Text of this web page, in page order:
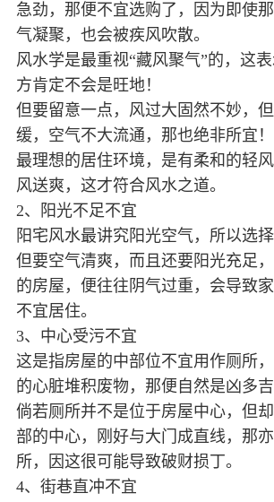
急劲，那便不宜选购了，因为即使
气凝聚，也会被疾风吹散。
风水学是最重视“藏风聚气”的，这
方肯定不会是旺地！
但要留意一点，风过大固然不妙，
缓，空气不大流通，那也绝非所宜！
最理想的居住环境，是有柔和的轻
风送爽，这才符合风水之道。
2、阳光不足不宜
阳宅风水最讲究阳光空气，所以选
但要空气清爽，而且还要阳光充足
的房屋，便往往阴气过重，会导致
不宜居住。
3、中心受污不宜
这是指房屋的中部位不宜用作厕所
的心脏堆积废物，那便自然是凶多吉
倘若厕所并不是位于房屋中心，但
部的中心，刚好与大门成直线，那
所，因这很可能导致破财损丁。
4、街巷直冲不宜